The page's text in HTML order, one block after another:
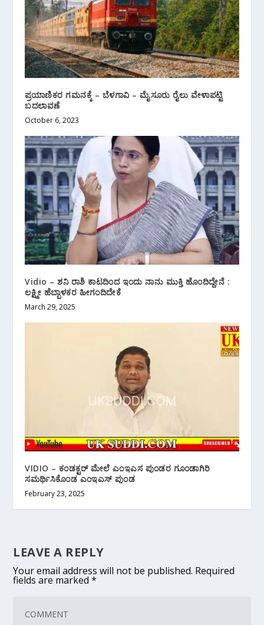
ಪ್ರಯಾಣಿಕರ ಗಮನಕ್ಕೆ – ಬೆಳಗಾವಿ – ಮೈಸೂರು ರೈಲು ವೇಳಾಪಟ್ಟಿ
ಬದಲಾವಣೆ
October 6, 2023
Vidio – ಶನಿ ರಾಶಿ ಕಾಟದಿಂದ ಇಂದು‌ ನಾನು ಮುಕ್ತಿ ‌ಹೊಂದಿದ್ದೇನೆ :
ಲಕ್ಷ್ಮೀ ಹೆಬ್ಬಾಳಕರ ಹೀಗಂದಿದೇಕೆ
March 29, 2025
VIDIO – ಕಂಡಕ್ಟರ್ ಮೇಲೆ ಎಂಇಎಸ ಪುಂಡರ ಗೂಂಡಾಗಿರಿ
ಸಮರ್ಥಿಸಿಕೊಂಡ ‌ಎಂಇಎಸ್ ಪುಂಡ
February 23, 2025
LEAVE A REPLY
Your email address will not be published. Required
fields are marked*